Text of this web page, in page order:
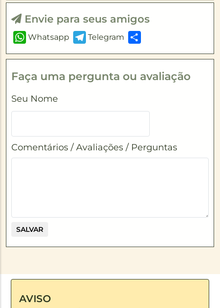
Envie para seus amigos
Whatsapp Telegram
Faça uma pergunta ou avaliação
Seu Nome
Comentários / Avaliações / Perguntas
AVISO